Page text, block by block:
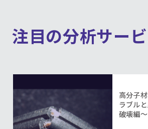
注目の分析サー
高分子
ラブル
破壊編～